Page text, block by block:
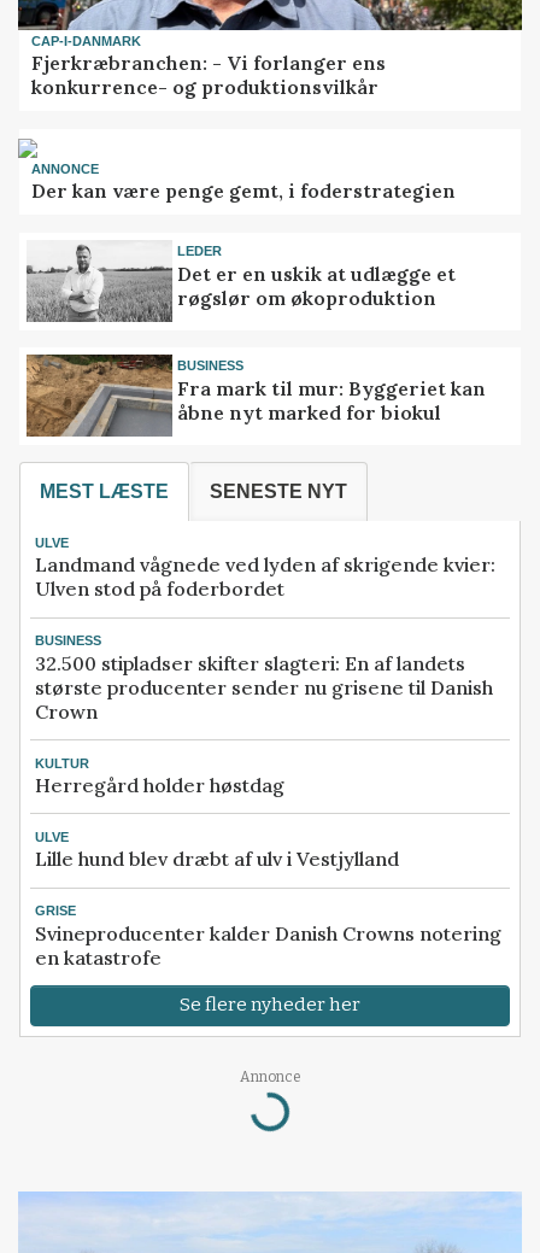
CAP-I-DANMARK
Fjerkræbranchen: - Vi forlanger ens
konkurrence- og produktionsvilkår
ANNONCE
Der kan være penge gemt, i foderstrategien
LEDER
Det er en uskik at udlægge et
røgslør om økoproduktion
BUSINESS
Fra mark til mur: Byggeriet kan
åbne nyt marked for biokul
MEST LÆSTE SENESTE NYT
ULVE
Landmand vågnede ved lyden af skrigende kvier:
Ulven stod på foderbordet
BUSINESS
32.500 stipladser skifter slagteri: En af landets
største producenter sender nu grisene til Danish
Crown
KULTUR
Herregård holder høstdag
ULVE
Lille hund blev dræbt af ulv i Vestjylland
GRISE
Svineproducenter kalder Danish Crowns notering
en katastrofe
Se flere nyheder her
Annonce
Loading...